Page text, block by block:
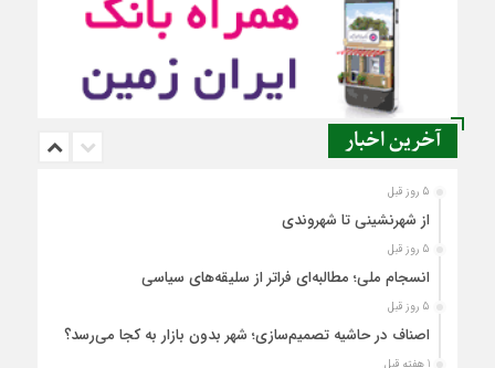
آخرین اخبار
5 روز قبل
از شهرنشینی تا شهروندی
5 روز قبل
انسجام ملی؛ مطالبه‌ای فراتر از سلیقه‌های سیاسی
5 روز قبل
اصناف در حاشیه تصمیم‌سازی؛ شهر بدون بازار به کجا می‌رسد؟
1 هفته قبل